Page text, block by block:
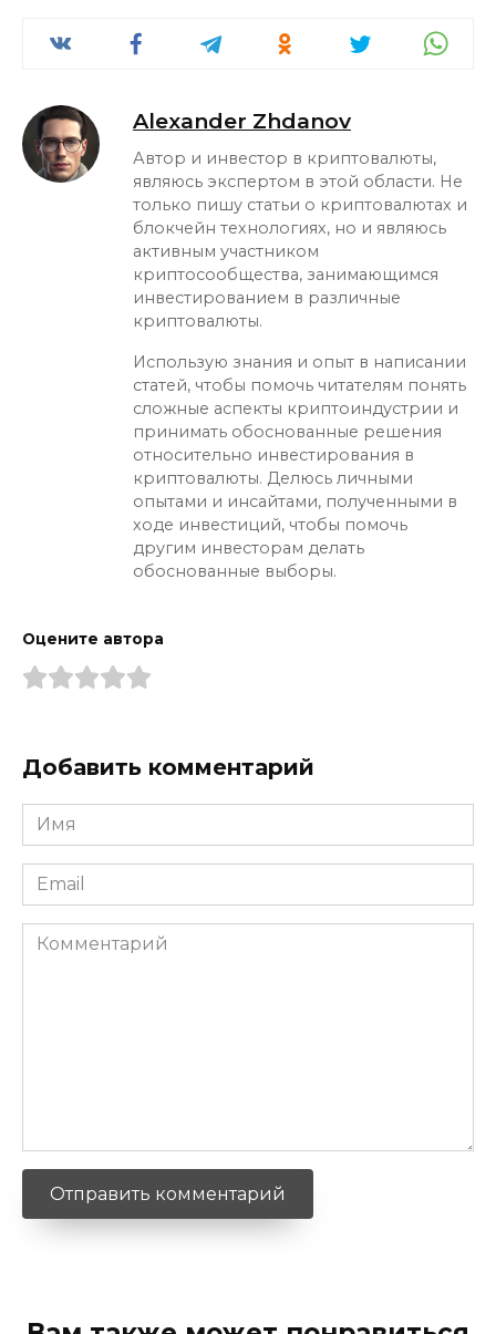
Alexander Zhdanov
Автор и инвестор в криптовалюты,
являюсь экспертом в этой области. Не
только пишу статьи о криптовалютах и
блокчейн технологиях, но и являюсь
активным участником
криптосообщества, занимающимся
инвестированием в различные
криптовалюты.
Использую знания и опыт в написании
статей, чтобы помочь читателям понять
сложные аспекты криптоиндустрии и
принимать обоснованные решения
относительно инвестирования в
криптовалюты. Делюсь личными
опытами и инсайтами, полученными в
ходе инвестиций, чтобы помочь
другим инвесторам делать
обоснованные выборы.
Оцените автора
Добавить комментарий
Имя
*
Email
*
Комментарий